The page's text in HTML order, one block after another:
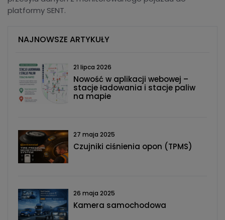
platformy SENT.
NAJNOWSZE ARTYKUŁY
21 lipca 2026
Nowość w aplikacji webowej –
stacje ładowania i stacje paliw
na mapie
27 maja 2025
Czujniki ciśnienia opon (TPMS)
26 maja 2025
Kamera samochodowa